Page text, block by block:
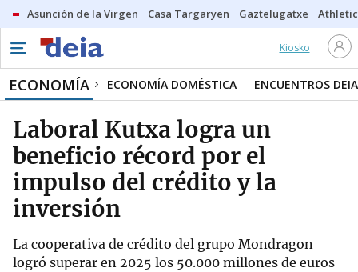
Asunción de la Virgen Casa Targaryen Gaztelugatxe Athletic
Kiosko
ECONOMÍA ECONOMÍA DOMÉSTICA ENCUENTROS DEIA
Laboral Kutxa logra un
beneficio récord por el
impulso del crédito y la
inversión
La cooperativa de crédito del grupo Mondragon
logró superar en 2025 los 50.000 millones de euros